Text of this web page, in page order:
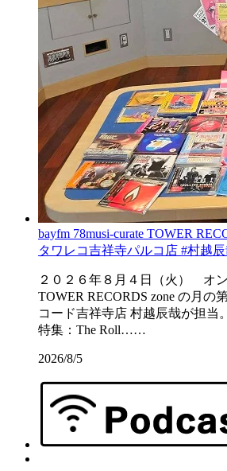
bayfm 78musi-curate TOWER
タワレコ吉祥寺パルコ店 #村越
２０２６年８月４日（火） オン
TOWER RECORDS zone の月の
コード吉祥寺店 村越辰哉が担当
特集：The Roll……
2026/8/5